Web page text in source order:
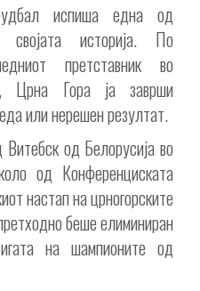
испиша една од
својата историја. По
претставник во
Црна Гора ја заврши
или нерешен резултат.
Витебск од Белорусија во
од Конференциската
настап на црногорските
беше елиминиран
на шампионите од